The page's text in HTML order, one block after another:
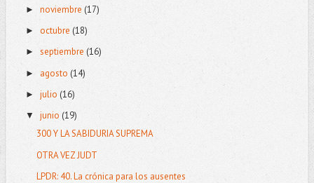
► noviembre (17)
► octubre (18)
► septiembre (16)
► agosto (14)
► julio (16)
▼ junio (19)
300 Y LA SABIDURIA SUPREMA
OTRA VEZ JUDT
LPDR: 40. La crónica para los ausentes